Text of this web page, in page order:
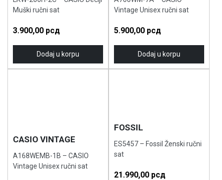
Muški ručni sat
3.900,00 рсд
Dodaj u korpu
Vintage Unisex ručni sat
5.900,00 рсд
Dodaj u korpu
CASIO VINTAGE
A168WEMB-1B – CASIO
Vintage Unisex ručni sat
FOSSIL
ES5457 – Fossil Ženski ručni
sat
21.990,00 рсд